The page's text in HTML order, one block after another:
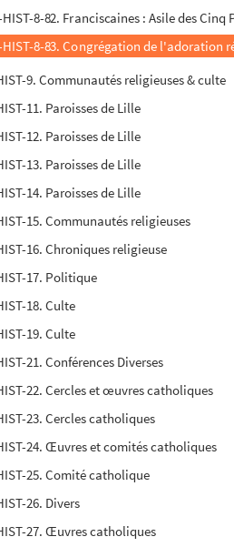
8-82. Franciscaines : Asile des Cinq
HIST-8-83. Congrégation de l'adoration
9. Communautés religieuses & culte
11. Paroisses de Lille
12. Paroisses de Lille
13. Paroisses de Lille
14. Paroisses de Lille
15. Communautés religieuses
16. Chroniques religieuse
17. Politique
18. Culte
19. Culte
21. Conférences Diverses
22. Cercles et œuvres catholiques
23. Cercles catholiques
24. Œuvres et comités catholiques
25. Comité catholique
26. Divers
27. Œuvres catholiques